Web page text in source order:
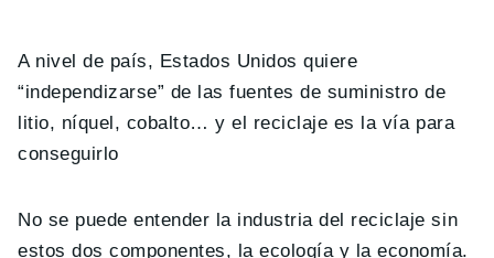
A nivel de país, Estados Unidos quiere
“independizarse” de las fuentes de suministro de
litio, níquel, cobalto… y el reciclaje es la vía para
conseguirlo
No se puede entender la industria del reciclaje sin
estos dos componentes, la ecología y la economía.